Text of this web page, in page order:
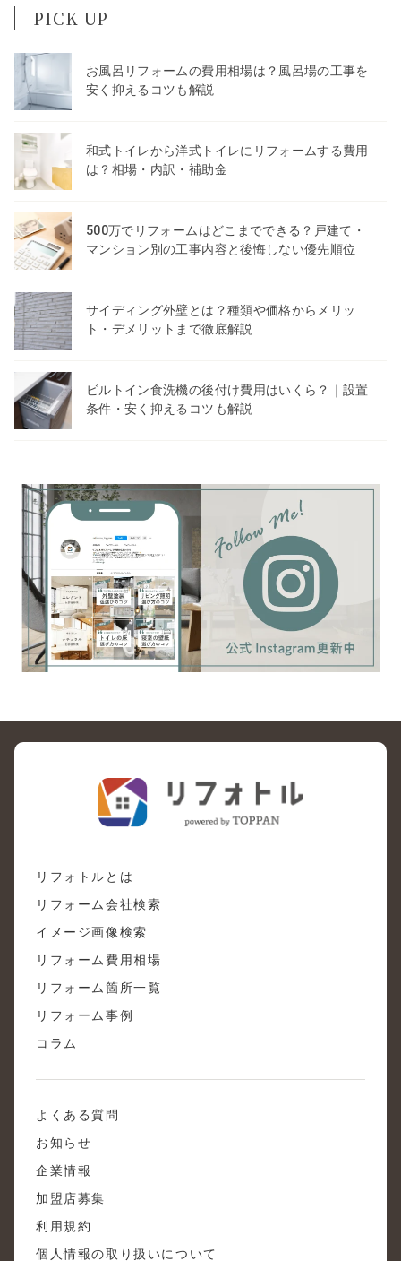
PICK UP
お風呂リフォームの費用相場は？風呂場の工事を
安く抑えるコツも解説
和式トイレから洋式トイレにリフォームする費用
は？相場・内訳・補助金
500万でリフォームはどこまでできる？戸建て・
マンション別の工事内容と後悔しない優先順位
サイディング外壁とは？種類や価格からメリッ
ト・デメリットまで徹底解説
ビルトイン食洗機の後付け費用はいくら？｜設置
条件・安く抑えるコツも解説
リフォトルとは
リフォーム会社検索
イメージ画像検索
リフォーム費用相場
リフォーム箇所一覧
リフォーム事例
コラム
よくある質問
お知らせ
企業情報
加盟店募集
利用規約
個人情報の取り扱いについて